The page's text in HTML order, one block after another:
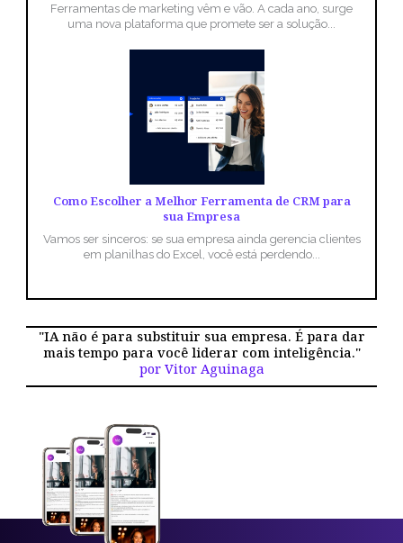
Ferramentas de marketing vêm e vão. A cada ano, surge
uma nova plataforma que promete ser a solução...
Como Escolher a Melhor Ferramenta de CRM para
sua Empresa
Vamos ser sinceros: se sua empresa ainda gerencia clientes
em planilhas do Excel, você está perdendo...
"IA não é para substituir sua empresa. É para dar
mais tempo para você liderar com inteligência."
por Vitor Aguinaga